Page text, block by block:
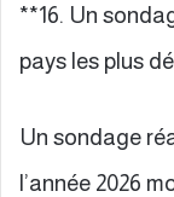
**16. Un
pays les plus
Un sondage
l’année 2026